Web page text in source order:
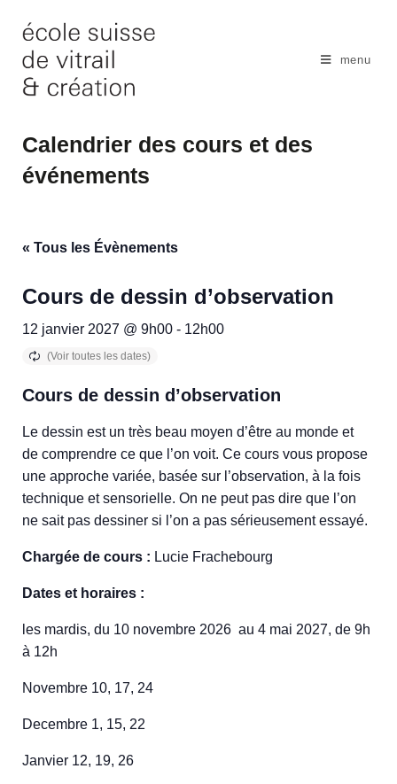
content
menu
Calendrier des cours et des
événements
« Tous les Évènements
Cours de dessin d’observation
12 janvier 2027 @ 9h00 - 12h00
Cours de dessin d’observation
Le dessin est un très beau moyen d’être au monde et
de comprendre ce que l’on voit. Ce cours vous propose
une approche variée, basée sur l’observation, à la fois
technique et sensorielle. On ne peut pas dire que l’on
ne sait pas dessiner si l’on a pas sérieusement essayé.
Chargée de cours : Lucie Frachebourg
Dates et horaires :
les mardis, du 10 novembre 2026 au 4 mai 2027, de 9h
à 12h
Novembre 10, 17, 24
Decembre 1, 15, 22
Janvier 12, 19, 26